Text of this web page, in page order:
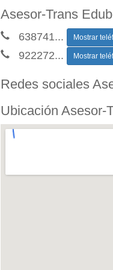
Asesor-Trans
638741... Mostrar
922272... Mostrar
Redes sociales
Ubicación Asesor-